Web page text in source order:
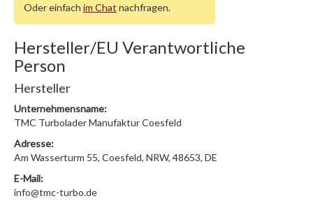
Oder einfach im Chat nachfragen.
Hersteller/EU Verantwortliche
Person
Hersteller
Unternehmensname:
TMC Turbolader Manufaktur Coesfeld
Adresse:
Am Wasserturm 55, Coesfeld, NRW, 48653, DE
E-Mail:
info@tmc-turbo.de